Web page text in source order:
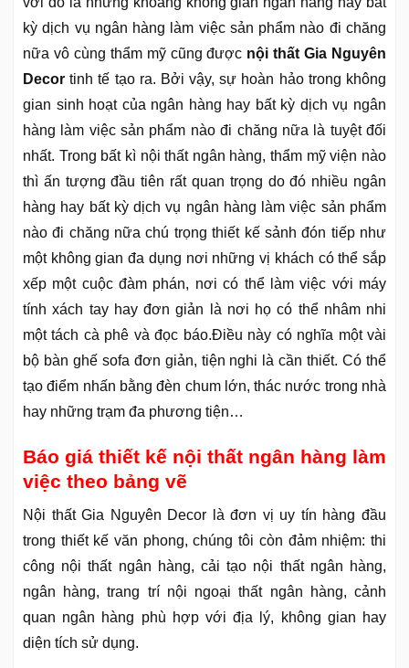
kỳ dịch vụ ngân hàng làm việc sản phẩm nào đi chăng
nữa vô cùng thẩm mỹ cũng được nội thất Gia Nguyên
Decor tinh tế tạo ra. Bởi vậy, sự hoàn hảo trong không
gian sinh hoạt của ngân hàng hay bất kỳ dịch vụ ngân
hàng làm việc sản phẩm nào đi chăng nữa là tuyệt đối
nhất. Trong bất kì nội thất ngân hàng, thẩm mỹ viện nào
thì ấn tượng đầu tiên rất quan trọng do đó nhiều ngân
hàng hay bất kỳ dịch vụ ngân hàng làm việc sản phẩm
nào đi chăng nữa chú trọng thiết kế sảnh đón tiếp như
một không gian đa dụng nơi những vị khách có thể sắp
xếp một cuộc đàm phán, nơi có thể làm việc với máy
tính xách tay hay đơn giản là nơi họ có thể nhâm nhi
một tách cà phê và đọc báo.Điều này có nghĩa một vài
bộ bàn ghế sofa đơn giản, tiện nghi là cần thiết. Có thể
tạo điểm nhấn bằng đèn chum lớn, thác nước trong nhà
hay những trạm đa phương tiện…
Báo giá thiết kế nội thất ngân hàng làm
việc theo bảng vẽ
Nội thất Gia Nguyên Decor là đơn vị uy tín hàng đầu
trong thiết kế văn phong, chúng tôi còn đảm nhiệm: thi
công nội thất ngân hàng, cải tạo nội thất ngân hàng,
ngân hàng, trang trí nội ngoại thất ngân hàng, cảnh
quan ngân hàng phù hợp với địa lý, không gian hay
diện tích sử dụng.